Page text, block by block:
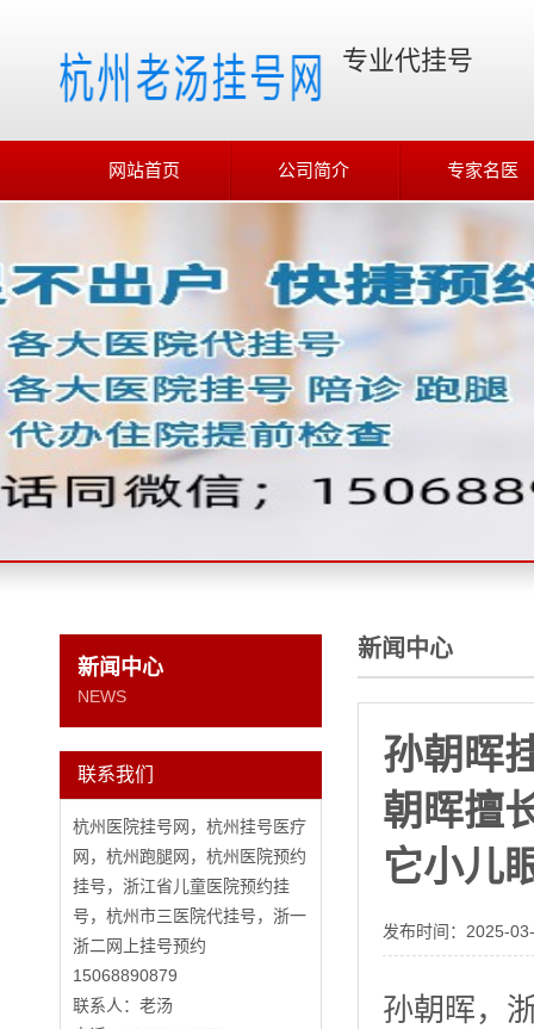
专业代挂号
网站首页 公司简介 专家名医
新闻中心
NEWS
联系我们
杭州医院挂号网，杭州挂号医疗
网，杭州跑腿网，杭州医院预约
挂号，浙江省儿童医院预约挂
号，杭州市三医院代挂号，浙一
浙二网上挂号预约
15068890879
联系人：老汤
新闻中心
孙朝晖
朝晖擅
它小儿
发布时间： 2025-
孙朝晖，